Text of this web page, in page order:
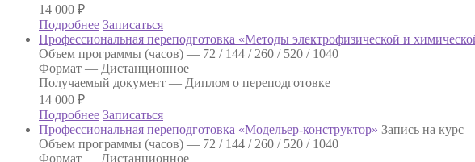
14 000 ₽
Подробнее Записаться
Профессиональная переподготовка «Методы электрофизической и
Объем программы (часов) — 72 / 144 / 260 / 520 / 1040
Формат — Дистанционное
Получаемый документ — Диплом о переподготовке
14 000 ₽
Подробнее Записаться
Профессиональная переподготовка «Модельер-конструктор» Запись на курс
Объем программы (часов) — 72 / 144 / 260 / 520 / 1040
Формат — Дистанционное